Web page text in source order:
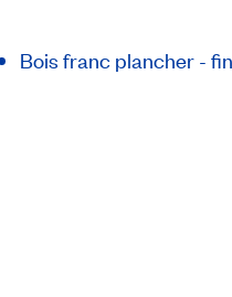
Bois franc plancher -